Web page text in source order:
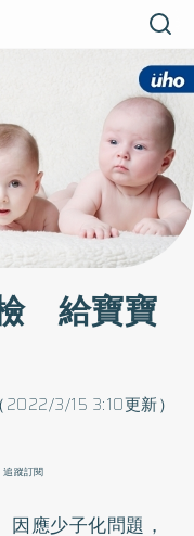
給寶寶
3/15 3:10更新）
追蹤訂閱
因應少子化問題，